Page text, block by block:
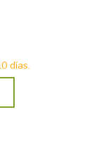
días.